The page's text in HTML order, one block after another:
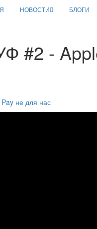
НОВОСТИ БЛОГИ
#2 -
не для нас